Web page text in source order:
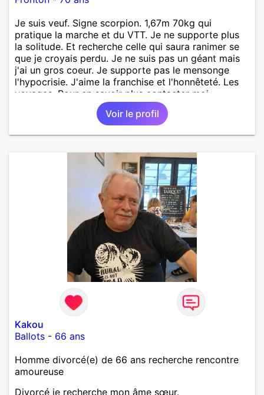
Je suis veuf. Signe scorpion. 1,67m 70kg qui
pratique la marche et du VTT. Je ne supporte plus
la solitude. Et recherche celle qui saura ranimer se
que je croyais perdu. Je ne suis pas un géant mais
j'ai un gros coeur. Je supporte pas le mensonge
l'hypocrisie. J'aime la franchise et l'honnêteté. Les
voyages. Pour en savoir plus contacter moi.
Voir le profil
Kakou
Ballots - 66 ans
Homme divorcé(e) de 66 ans recherche rencontre
amoureuse
Divorcé je recherche mon âme sœur.